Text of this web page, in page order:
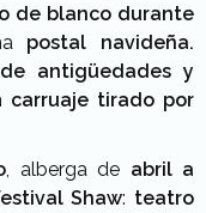
de blanco durante
postal navideña.
antigüedades y
carruaje tirado por
, alberga de abril a
Shaw: teatro